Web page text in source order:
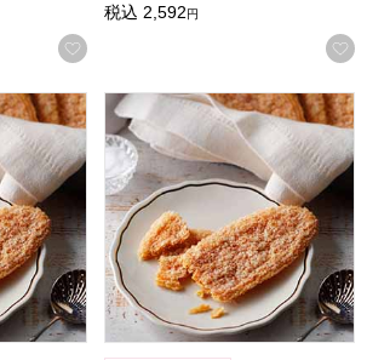
お気に入りに登録する
税込 2,592円
ニ リーフパイ(プレーン14枚入)[L-38]【
ホテルニューオータニ リー